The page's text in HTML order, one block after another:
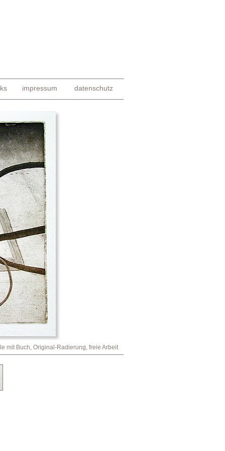
mit Buch, Original-Radierung, freie Arbeit
datenschutz
impressum